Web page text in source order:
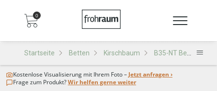
0
Startseite Betten Kirschbaum B35-NT Bett
Kostenlose Visualisierung mit Ihrem Foto – Jetzt anfragen ›
Frage zum Produkt?Wir helfen gerne weiter